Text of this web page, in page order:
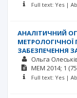
Full text: Yes |
АНАЛІТИЧНИЙ
МЕТРОЛОГІЧНОЇ
ЗАБЕЗПЕЧЕННЯ
Ольга
MEM 2014; 1
Full text: Yes |